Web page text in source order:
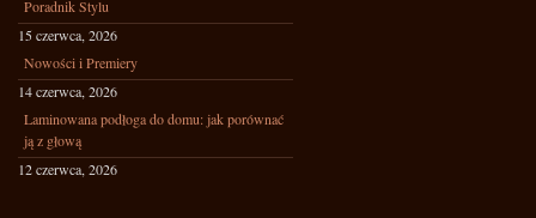
Poradnik Stylu
15 czerwca, 2026
Nowości i Premiery
14 czerwca, 2026
Laminowana podłoga do domu: jak porównać
ją z głową
12 czerwca, 2026